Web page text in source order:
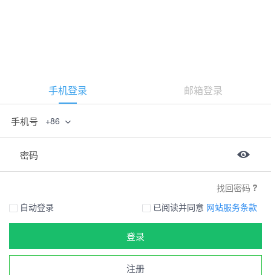
手机登录 邮箱登录
手机号 +86
密码
找回密码
自动登录
已阅读并同意 网站服务条款
登录
注册